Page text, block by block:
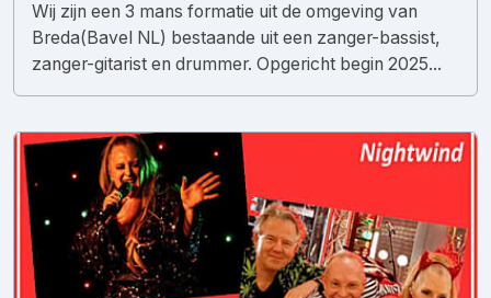
Wij zijn een 3 mans formatie uit de omgeving van
Breda(Bavel NL) bestaande uit een zanger-bassist,
zanger-gitarist en drummer. Opgericht begin 2025...